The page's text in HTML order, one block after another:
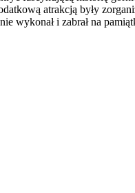
atrakcją były
wykonał i zabrał na